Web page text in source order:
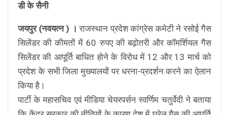
डी के सैनी
जयपुर (नवयत्न ) । राजस्थान प्रदेश कांग्रेस कमेटी ने रसोई गैस
सिलेंडर की कीमतों में 60 रुपए की बढ़ोतरी और कॉमर्शियल गैस
सिलेंडर की आपूर्ति बाधित होने के विरोध में 12 और 13 मार्च को
प्रदेश के सभी जिला मुख्यालयों पर धरना-प्रदर्शन करने का ऐलान
किया है।
पार्टी के महासचिव एवं मीडिया चेयरपर्सन स्वर्णिम चतुर्वेदी ने बताया